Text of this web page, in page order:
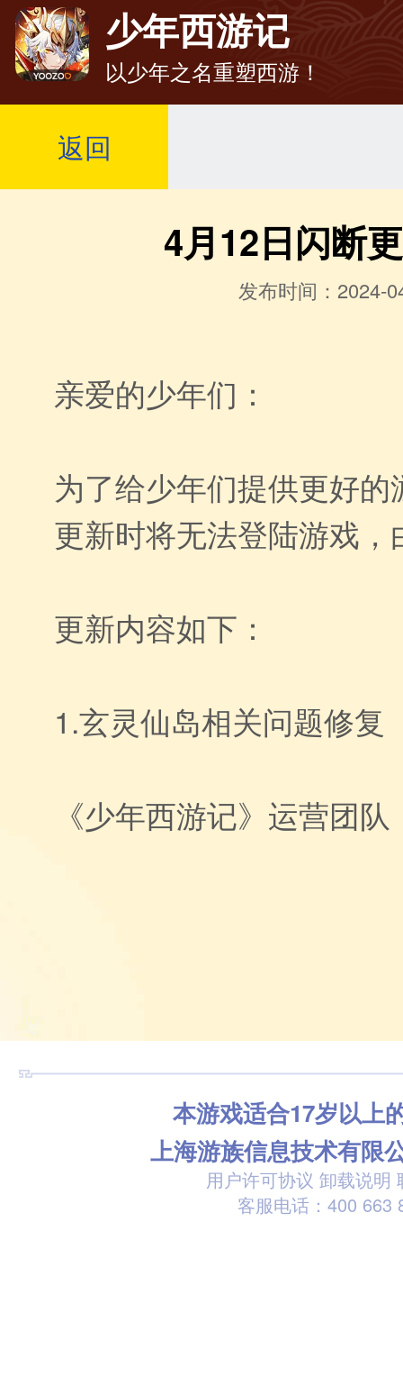
少年西游记
以少年之名重塑西游！
返回
4月12日闪断
发布时间：2024-
亲爱的少年们：
为了给少年们提供更好
更新时将无法登陆游戏
更新内容如下：
1.玄灵仙岛相关问题修复
《少年西游记》运营团队
本游戏适合17岁以上
上海游族信息技术有限
用户许可协议 卸载说明
客服电话：400 663